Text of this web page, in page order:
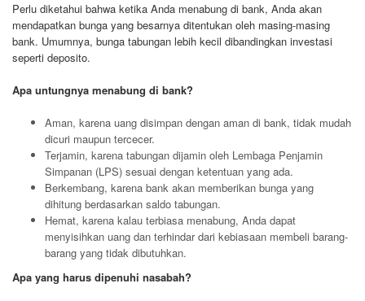
Perlu diketahui bahwa ketika Anda menabung di bank, Anda akan
mendapatkan bunga yang besarnya ditentukan oleh masing-masing
bank. Umumnya, bunga tabungan lebih kecil dibandingkan investasi
seperti deposito.
Apa untungnya menabung di bank?
Aman, karena uang disimpan dengan aman di bank, tidak mudah
dicuri maupun tercecer.
Terjamin, karena tabungan dijamin oleh Lembaga Penjamin
Simpanan (LPS) sesuai dengan ketentuan yang ada.
Berkembang, karena bank akan memberikan bunga yang
dihitung berdasarkan saldo tabungan.
Hemat, karena kalau terbiasa menabung, Anda dapat
menyisihkan uang dan terhindar dari kebiasaan membeli barang-
barang yang tidak dibutuhkan.
Apa yang harus dipenuhi nasabah?